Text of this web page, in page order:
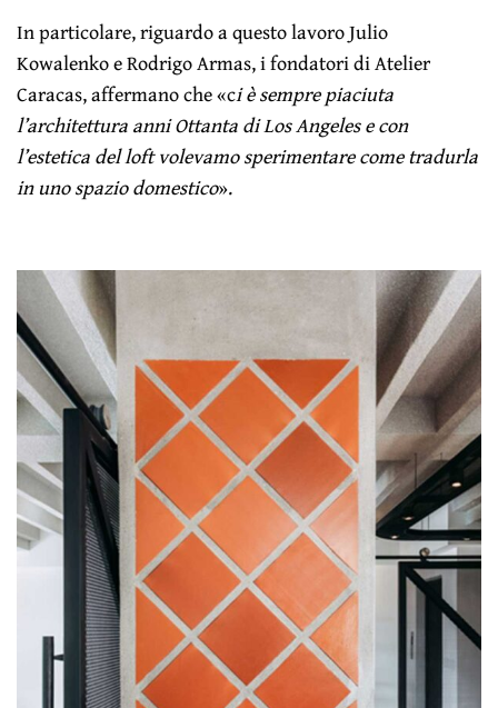
In particolare, riguardo a questo lavoro Julio
Kowalenko e Rodrigo Armas, i fondatori di Atelier
Caracas, affermano che «ci è sempre piaciuta
l’architettura anni Ottanta di Los Angeles e con
l’estetica del loft volevamo sperimentare come tradurla
in uno spazio domestico».